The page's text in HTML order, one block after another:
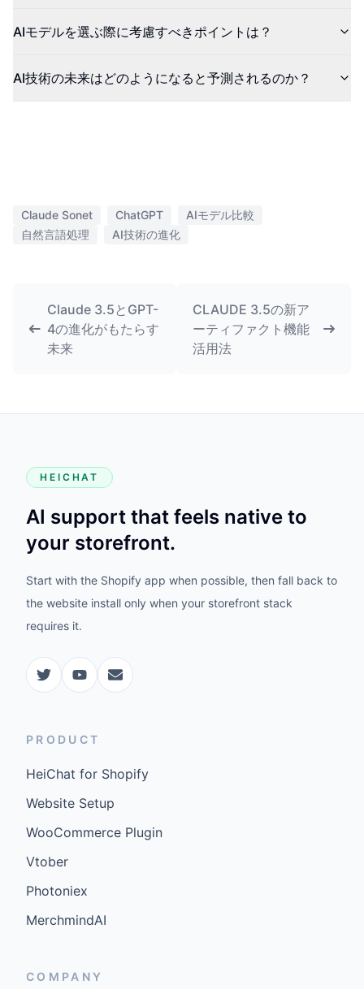
AIモデルを選ぶ際に考慮すべきポイントは？
AI技術の未来はどのようになると予測されるのか？
Claude Sonet ChatGPT
AIモデル比較
自然言語処理
AI技術の進化
Claude 3.5とGPT-
4の進化がもたらす
未来
CLAUDE 3.5の新ア
ーティファクト機能
活用法
HEICHAT
AI support that feels native to
your storefront.
Start with the Shopify app when possible, then fall back to
the website install only when your storefront stack
requires it.
PRODUCT
HeiChat for Shopify
Website Setup
WooCommerce Plugin
Vtober
Photoniex
MerchmindAI
COMPANY